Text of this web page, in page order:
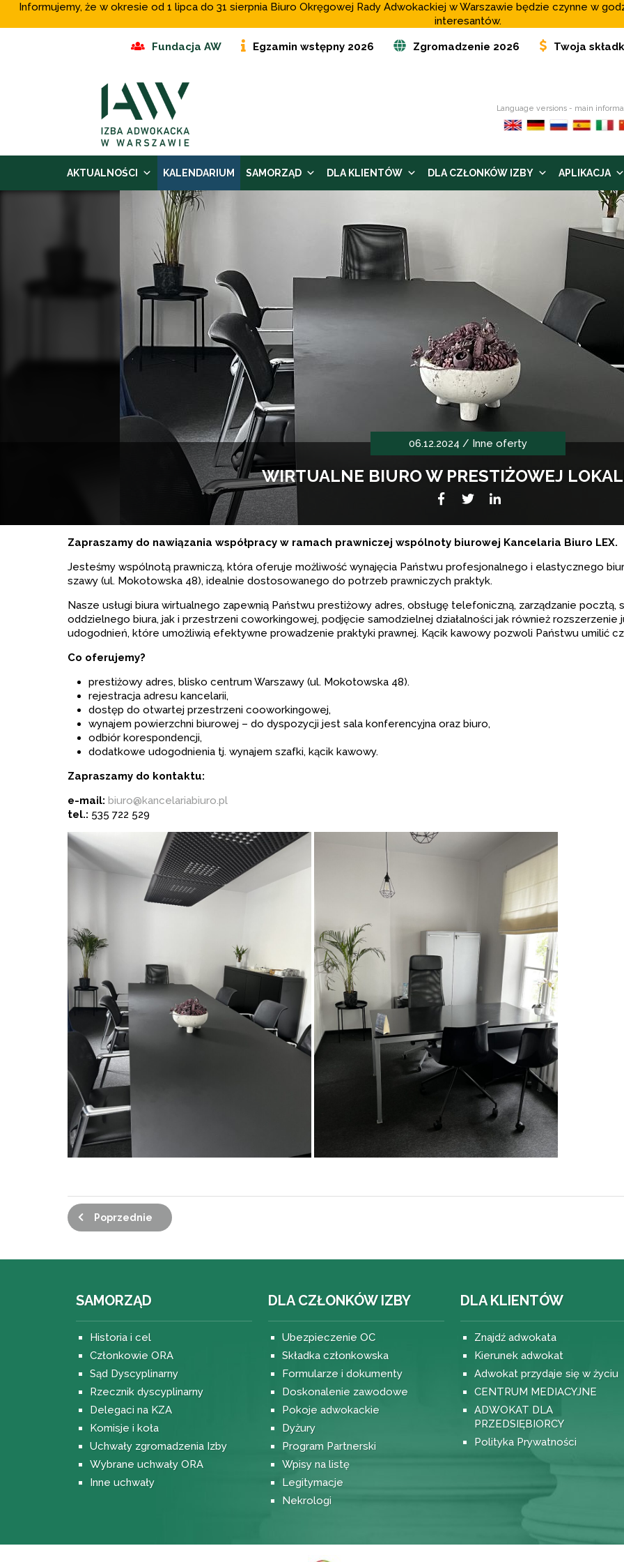
Informujemy, że w okresie od 1 lipca do 31 sierpnia Biuro Okręgowej Rady Adwokackiej w Warszawie będzie czynne w
interesantów.
Fundacja AW Egzamin wstępny 2026 Zgromadzenie 2026 Twoja
Language versions - main
AKTUALNOŚCI KALENDARIUM SAMORZĄD DLA KLIENTÓW DLA CZŁONKÓW IZBY APLIKACJA
06.12.2024 / Inne oferty
WIRTUALNE BIURO W PRESTIŻOWEJ
Facebook
TwitterLikedIn
Zapra­szamy do nawią­za­nia współ­pracy w ramach praw­ni­czej wspól­noty biu­ro­wej Kan­ce­la­ria Biuro LEX.
Jeste­śmy wspól­notą praw­ni­czą, która ofe­ruje moż­li­wość wyna­ję­cia Pań­stwu pro­fe­sjo­nal­nego i ela­stycz­nego
szawy (ul. Moko­tow­ska 48), ide­al­nie dosto­so­wa­nego do potrzeb praw­ni­czych prak­tyk.
Nasze usługi biura wir­tu­al­nego zapew­nią Pań­stwu pre­sti­żowy adres, obsługę tele­fo­niczną, zarzą­dza­nie
oddziel­nego biura, jak i prze­strzeni cowor­kin­go­wej, pod­ję­cie samo­dziel­nej dzia­łal­no­ści jak rów­nież roz­sze­rze­nie
udo­god­nień, które umoż­li­wią efek­tywne pro­wa­dze­nie prak­tyki praw­nej. Kącik kawowy pozwoli Pań­stwu umi­lić
Co ofe­rujemy?
pre­sti­żowy adres, bli­sko cen­trum War­szawy (ul. Moko­tow­ska 48).
reje­stra­cja adresu kan­ce­la­rii,
dostęp do otwar­tej prze­strzeni coowor­kin­go­wej,
wyna­jem powierzchni biu­ro­wej – do dys­po­zy­cji jest sala kon­fe­ren­cyjna oraz biuro,
odbiór kore­spon­den­cji,
dodat­kowe udo­god­nie­nia tj. wyna­jem szafki, kącik kawowy.
Zapra­szamy do kon­taktu:
e-mail: biu­ro­@kan­ce­la­ria­biuro.pl
tel.: 535 722 529
Poprzednie
SAMORZĄD
Historia i cel
Członkowie ORA
Sąd Dyscyplinarny
Rzecznik dyscyplinarny
Delegaci na KZA
Komisje i koła
Uchwały zgromadzenia Izby
Wybrane uchwały ORA
Inne uchwały
DLA CZŁONKÓW IZBY
Ubezpieczenie OC
Składka członkowska
Formularze i dokumenty
Doskonalenie zawodowe
Pokoje adwokackie
Dyżury
Program Partnerski
Wpisy na listę
Legitymacje
Nekrologi
DLA KLIENTÓW
Znajdź adwokata
Kierunek adwokat
Adwokat przydaje się w życiu
CENTRUM MEDIACYJNE
ADWOKAT DLA
PRZEDSIĘBIORCY
Polityka Prywatności